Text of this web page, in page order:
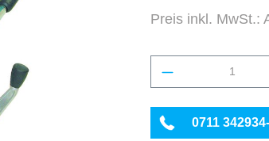
Preis inkl. MwSt.:
Produkt
0711